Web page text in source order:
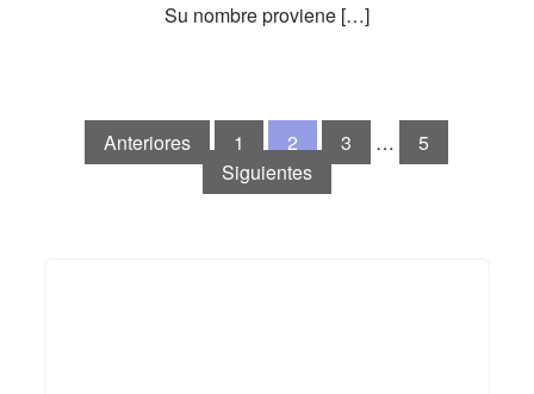
Su nombre proviene […]
Paginación
Anteriores 1 2 3 …
5
Siguientes